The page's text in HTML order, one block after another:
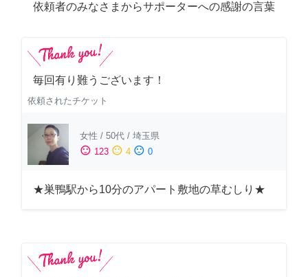
依頼者のみなさまからサポーターへの感謝の言葉
毎回有り難うございます！
依頼されたチケット
女性 / 50代 / 埼玉県
sentiment_satisfied 123 sentiment_neutral 4 sentiment_dissatisfied 0
★巣鴨駅から10分のアパート敷地の草むしり★